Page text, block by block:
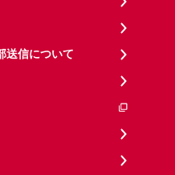
送信について